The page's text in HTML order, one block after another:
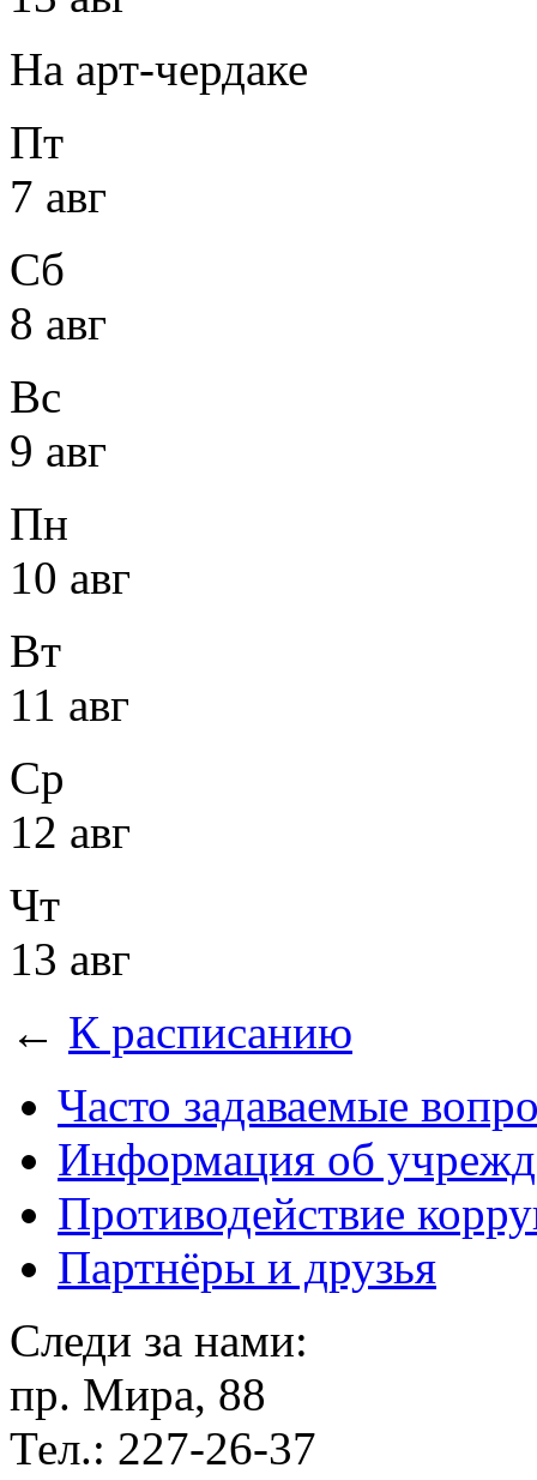
На арт-чердаке
Пт
7 авг
Сб
8 авг
Вс
9 авг
Пн
10 авг
Вт
11 авг
Ср
12 авг
Чт
13 авг
← К расписанию
Часто задаваемые
Информация об
Противодействие
Партнёры и друзья
Следи за нами:
пр. Мира, 88
Тел.: 227-26-37